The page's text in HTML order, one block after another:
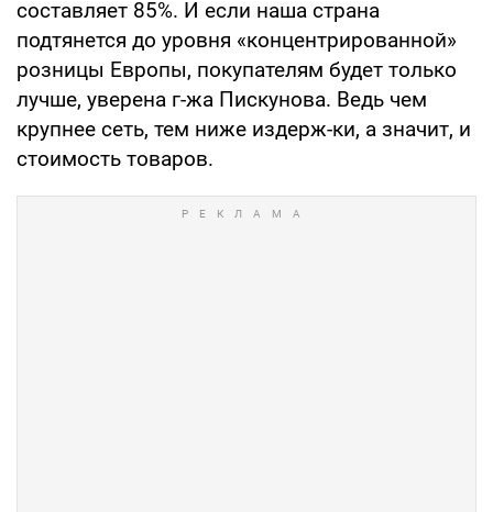
составляет 85%. И если наша страна
подтянется до уровня «концентрированной»
розницы Европы, покупателям будет только
лучше, уверена г-жа Пискунова. Ведь чем
крупнее сеть, тем ниже издерж-ки, а значит, и
стоимость товаров.